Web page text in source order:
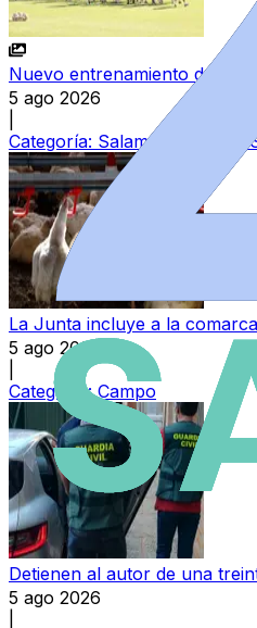
Nuevo entrenamiento del
5 ago 2026
Categoría: Salamanca CF
La Junta incluye a la
5 ago 2026
Categoría:Campo
Detienen al autor de una
5 ago 2026